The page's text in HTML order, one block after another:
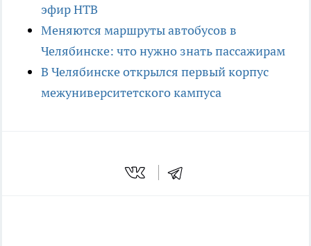
эфир НТВ
Меняются маршруты автобусов в
Челябинске: что нужно знать пассажирам
В Челябинске открылся первый корпус
межуниверситетского кампуса